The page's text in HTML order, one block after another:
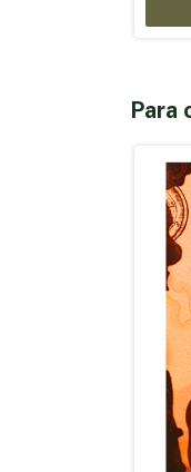
Para